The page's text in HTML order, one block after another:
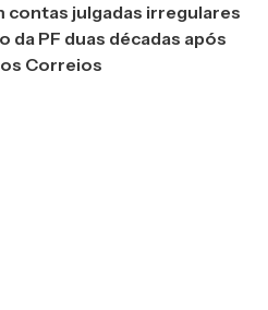
julgadas irregulares
da PF duas décadas após
Correios